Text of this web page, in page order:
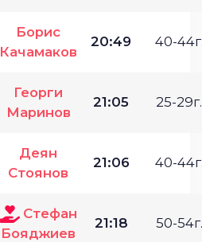
Борис
Качамаков
20:49 40-
Георги
Маринов
21:05 25-29г.
Деян
Стоянов
21:06 40-
Стефан
Бояджиев
21:18 50-54г.